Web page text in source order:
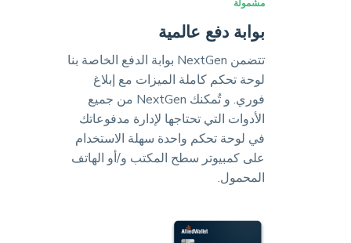
مشمولة
بوابة دفع عالمية
تتضمن NextGen بوابة الدفع الخاصة بنا
لوحة تحكم كاملة الميزات مع إبلاغ
فوري. و تُمكنك NextGen من جميع
الأدوات التي تحتاجها لإدارة مدفوعاتك
في لوحة تحكم واحدة سهلة الاستخدام
على كمبيوتر سطح المكتب و/أو الهاتف
المحمول.